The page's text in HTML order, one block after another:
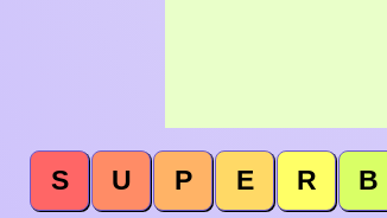
S U P E R B